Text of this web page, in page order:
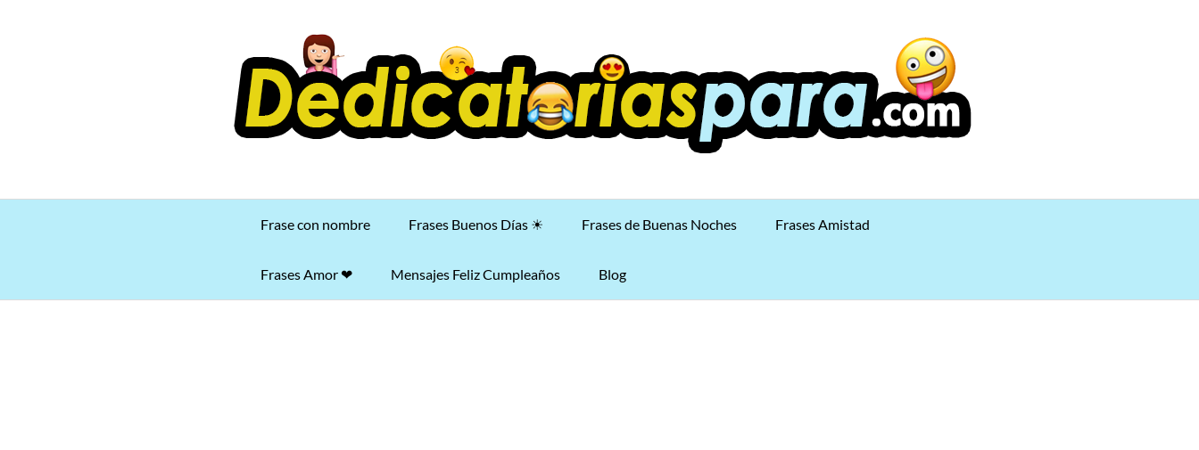
Frase con nombre Frases Buenos Días ☀ Frases de Buenas Noches Frases Amistad
Frases Amor ❤ Mensajes Feliz Cumpleaños Blog